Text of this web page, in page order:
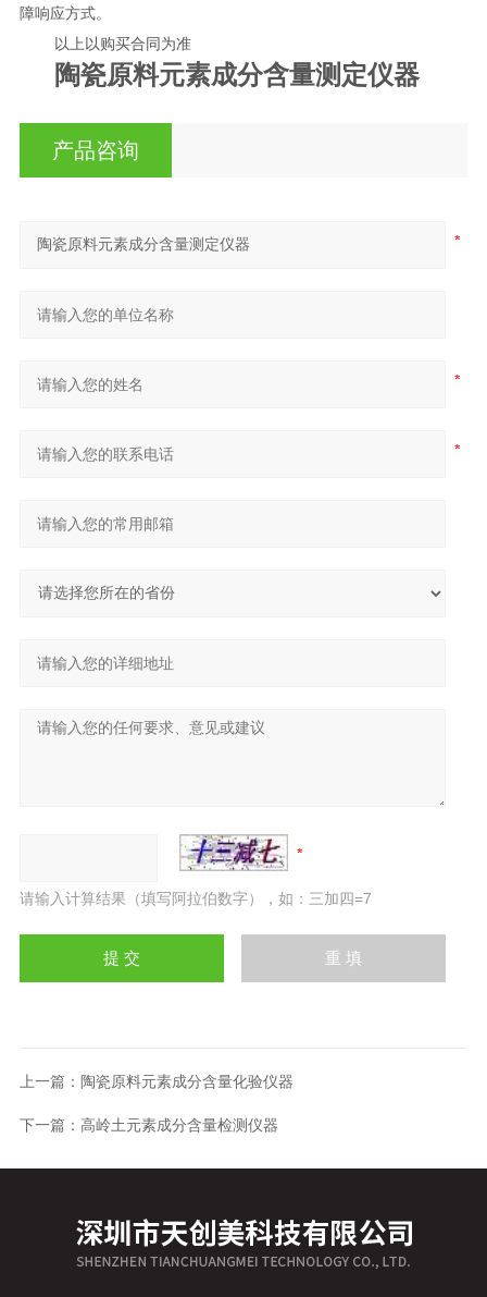
障响应方式。
以上以购买合同为准
陶瓷原料元素成分含量测定仪器
产品咨询
请输入计算结果（填写阿拉伯数字），如：三加四=7
上一篇： 陶瓷原料元素成分含量化验仪器
下一篇： 高岭土元素成分含量检测仪器